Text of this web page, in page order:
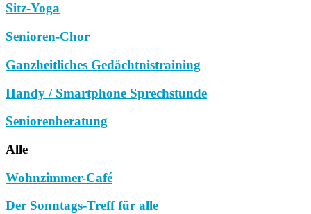
Sitz-Yoga
Senioren-Chor
Ganzheitliches Gedächtnistraining
Handy / Smartphone Sprechstunde
Seniorenberatung
Alle
Wohnzimmer-Café
Der Sonntags-Treff für alle